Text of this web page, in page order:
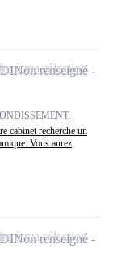
cabinet recherche un
Vous aurez
Non renseigné
à ma sélection
Non renseigné
à ma sélection